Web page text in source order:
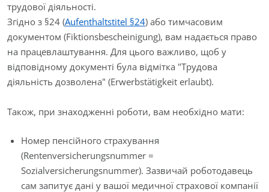
трудової діяльності.
Згідно з §24 (Aufenthaltstitel §24) або тимчасовим
документом (Fiktionsbescheinigung), вам надається право
на працевлаштування. Для цього важливо, щоб у
відповідному документі була відмітка "Трудова
діяльність дозволена" (Erwerbstätigkeit erlaubt).
Також, при знаходженні роботи, вам необхідно мати:
Номер пенсійного страхування
(Rentenversicherungsnummer =
Sozialversicherungsnummer). Зазвичай роботодавець
сам запитує дані у вашої медичної страхової компанії